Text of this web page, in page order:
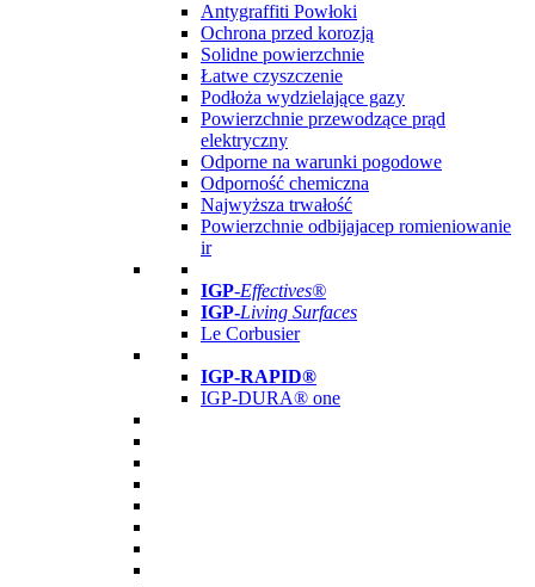
Antygraffiti Powłoki
Ochrona przed korozją
Solidne powierzchnie
Łatwe czyszczenie
Podłoża wydzielające gazy
Powierzchnie przewodzące prąd
elektryczny
Odporne na warunki pogodowe
Odporność chemiczna
Najwyższa trwałość
Powierzchnie odbijajacep romieniowanie
ir
IGP-Effectives®
IGP-Living Surfaces
Le Corbusier
IGP-RAPID®
IGP-DURA® one